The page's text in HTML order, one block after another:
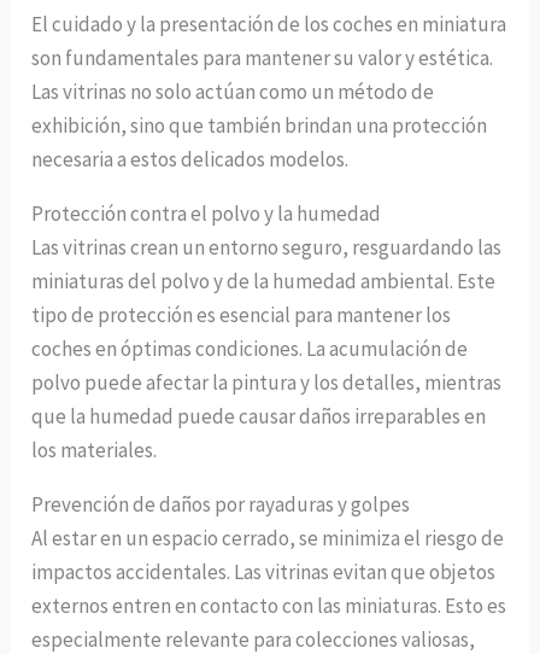
El cuidado y la presentación de los coches en miniatura
son fundamentales para mantener su valor y estética.
Las vitrinas no solo actúan como un método de
exhibición, sino que también brindan una protección
necesaria a estos delicados modelos.
Protección contra el polvo y la humedad
Las vitrinas crean un entorno seguro, resguardando las
miniaturas del polvo y de la humedad ambiental. Este
tipo de protección es esencial para mantener los
coches en óptimas condiciones. La acumulación de
polvo puede afectar la pintura y los detalles, mientras
que la humedad puede causar daños irreparables en
los materiales.
Prevención de daños por rayaduras y golpes
Al estar en un espacio cerrado, se minimiza el riesgo de
impactos accidentales. Las vitrinas evitan que objetos
externos entren en contacto con las miniaturas. Esto es
especialmente relevante para colecciones valiosas,